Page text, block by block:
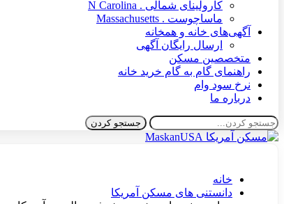
کارولینای شمالی . N Carolina
ماساچوست . Massachusetts
آگهی‌های خانه و همخانه
ارسال رایگان آگهی
متخصصین مسکن
راهنمای گام به گام خرید خانه
نرخ سود وام
درباره ما
خانه
دانستنی های مسکن آمریکا